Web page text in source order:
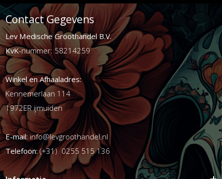
Contact Gegevens
Lev Medische Groothandel B.V.
KvK-nummer: 58214259
Winkel en Afhaaladres:
Kennemerlaan 114
1972ER ijmuiden
E-mail:info@levgroothandel.nl
Telefoon:(+31) 0255 515 136